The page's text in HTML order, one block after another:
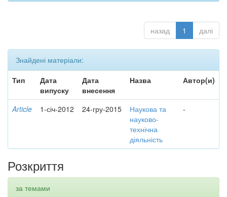
назад 1 далі
Знайдені матеріали:
Тип
Дата
випуску
Дата
внесення
Назва Автор(и)
Article 1-січ-2012 24-гру-2015
Наукова та
науково-
технічна
діяльність
-
Розкриття
за темами